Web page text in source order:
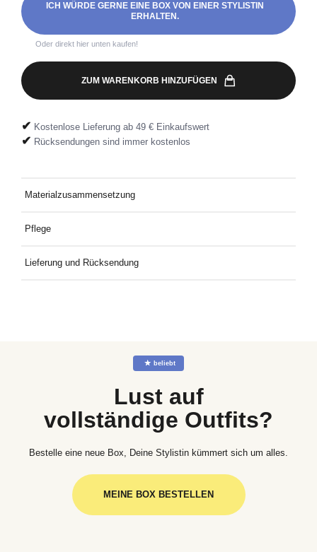
ICH WÜRDE GERNE EINE BOX VON EINER STYLISTIN
ERHALTEN.
Oder direkt hier unten kaufen!
ZUM WARENKORB HINZUFÜGEN
✔ Kostenlose Lieferung ab 49 € Einkaufswert
✔ Rücksendungen sind immer kostenlos
Materialzusammensetzung
Pflege
Lieferung und Rücksendung
☆ beliebt
Lust auf
vollständige Outfits?
Bestelle eine neue Box, Deine Stylistin kümmert sich um alles.
MEINE BOX BESTELLEN